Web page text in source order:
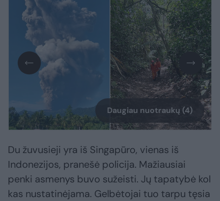
Daugiau nuotraukų (4)
Du žuvusieji yra iš Singapūro, vienas iš
Indonezijos, pranešė policija. Mažiausiai
penki asmenys buvo sužeisti. Jų tapatybė kol
kas nustatinėjama. Gelbėtojai tuo tarpu tęsia